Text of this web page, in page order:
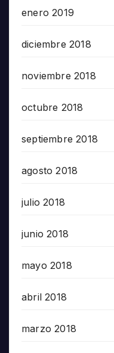
enero 2019
diciembre 2018
noviembre 2018
octubre 2018
septiembre 2018
agosto 2018
julio 2018
junio 2018
mayo 2018
abril 2018
marzo 2018